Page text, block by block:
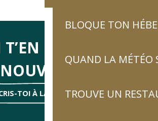
BLOQUE TON
QUAND LA MÉTÉO
TROUVE UN
DIRA DES
NOUVELLES
TOI À LA NEWSLETTER !